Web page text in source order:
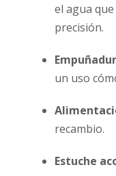
el agua
precisión.
un uso
recambio.
Estuche